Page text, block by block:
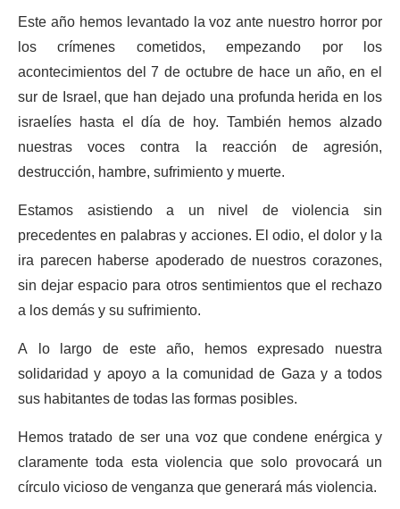
Este año hemos levantado la voz ante nuestro horror por
los crímenes cometidos, empezando por los
acontecimientos del 7 de octubre de hace un año, en el
sur de Israel, que han dejado una profunda herida en los
israelíes hasta el día de hoy. También hemos alzado
nuestras voces contra la reacción de agresión,
destrucción, hambre, sufrimiento y muerte.
Estamos asistiendo a un nivel de violencia sin
precedentes en palabras y acciones. El odio, el dolor y la
ira parecen haberse apoderado de nuestros corazones,
sin dejar espacio para otros sentimientos que el rechazo
a los demás y su sufrimiento.
A lo largo de este año, hemos expresado nuestra
solidaridad y apoyo a la comunidad de Gaza y a todos
sus habitantes de todas las formas posibles.
Hemos tratado de ser una voz que condene enérgica y
claramente toda esta violencia que solo provocará un
círculo vicioso de venganza que generará más violencia.